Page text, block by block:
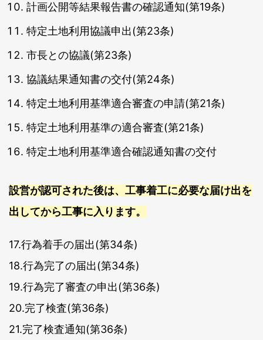
計画公開等結果報告書の確認通知(第19条)
特定土地利用協議申出(第23条)
市長との協議(第23条)
協議結果通知書の交付(第24条)
特定土地利用基準適合審査の申請(第21条)
特定土地利用基準の適合審査(第21条)
特定土地利用基準適合確認通知書の交付
設営が認可された後は、工事着工に必要な届け出を
出してから工事に入ります。
17.行為着手の届出(第34条)
18.行為完了の届出(第34条)
19.行為完了審査の申出(第36条)
20.完了検査(第36条)
21.完了検査通知(第36条)